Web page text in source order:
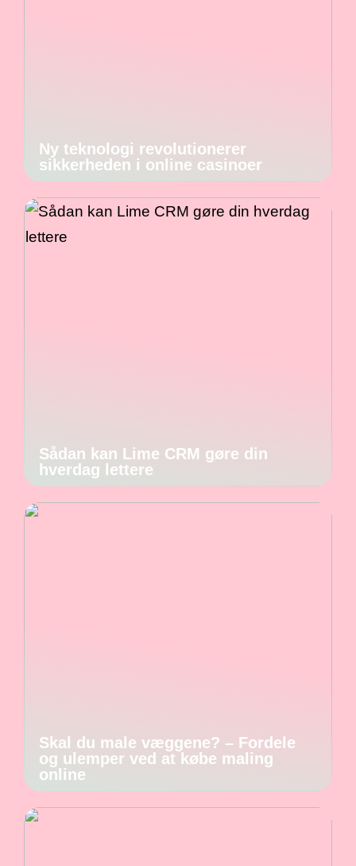
Ny teknologi revolutionerer
sikkerheden i online casinoer
Sådan kan Lime CRM gøre din
hverdag lettere
Skal du male væggene? – Fordele
og ulemper ved at købe maling
online